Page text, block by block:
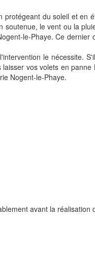
protégeant du soleil et en
soutenue, le vent ou la
le-Phaye. Ce dernier
le nécessite.
vos volets en panne
Nogent-le-Phaye.
avant la réalisation